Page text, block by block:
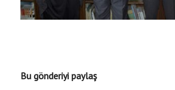
Bu gönderiyi paylaş